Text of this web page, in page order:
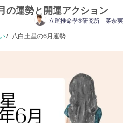
運勢と開運アクション
立運推命學®研究所 菜奈実
八白土星の6月運勢